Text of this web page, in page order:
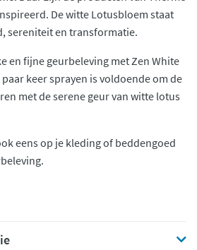
De witte Lotusbloem staat
sereniteit en transformatie.
en fijne geurbeleving met Zen White
paar keer sprayen is voldoende om de
met de serene geur van witte lotus
eens op je kleding of beddengoed